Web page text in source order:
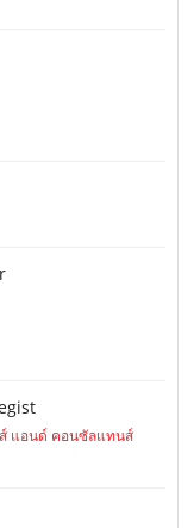
แอนด์ คอนซัลแทนส์